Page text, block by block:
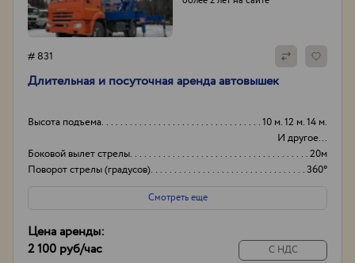
# 831
Длительная и посуточная аренда автовышек
Высота подъема
10 м. 12 м. 14 м.
И другое...
Боковой вылет стрелы
20м
Поворот стрелы (градусов)
360°
Грузоподьемность корзины:
300кг
Смотреть еще
Цена аренды:
2 100 руб/час
С НДС